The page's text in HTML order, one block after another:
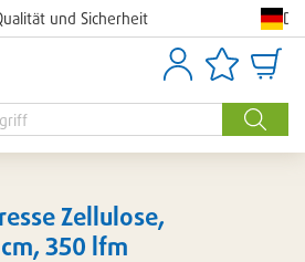
und Sicherheit
Suche
AnmeldenArtikellisten
Zellulose,
350 lfm